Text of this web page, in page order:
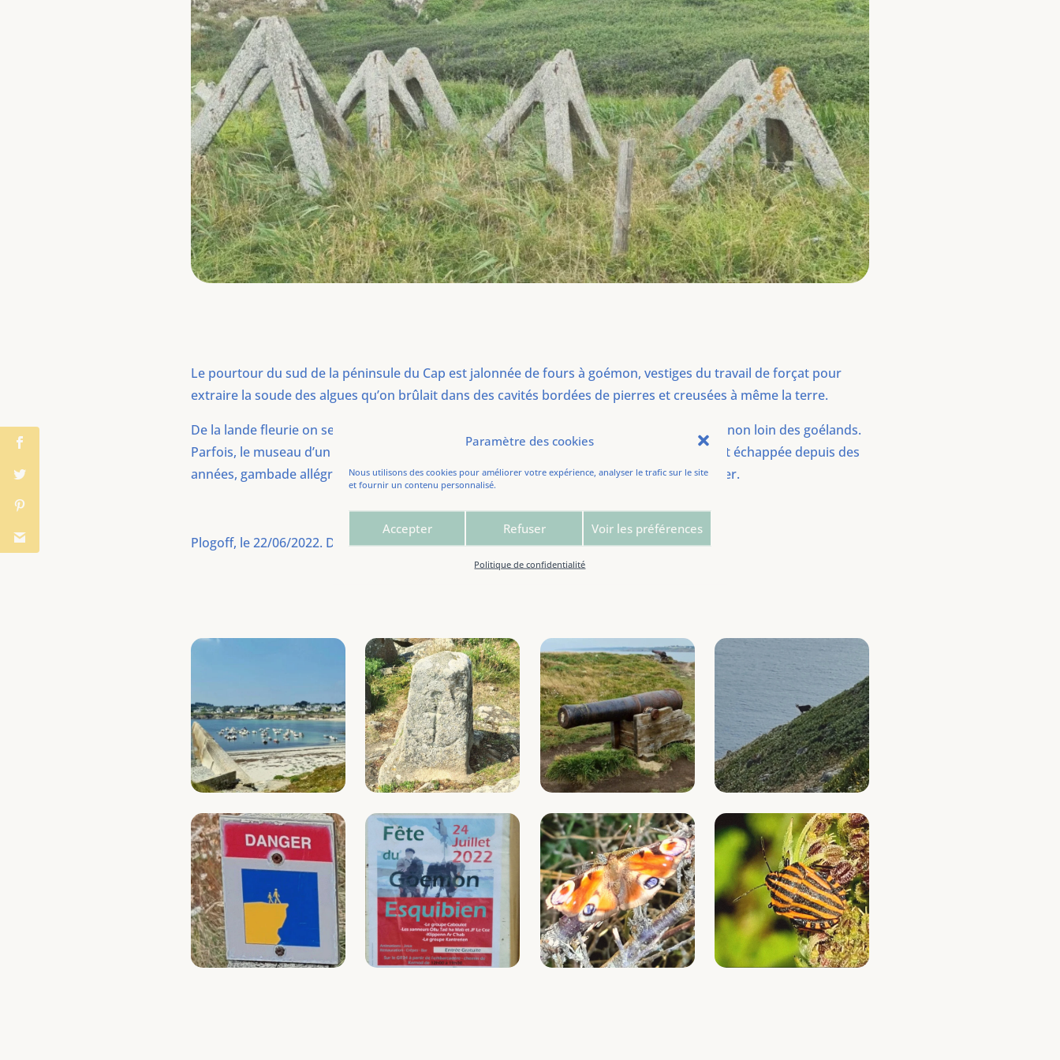
Paramètre des cookies
Nous utilisons des cookies pour améliorer votre expérience, analyser le trafic sur le site
et fournir un contenu personnalisé.
Accepter Refuser Voir les préférences
Politique de confidentialité
Le pourtour du sud de la péninsule du Cap est jalonnée de fours à goémon, vestiges du travail de forçat pour
extraire la soude des algues qu’on brûlait dans des cavités bordées de pierres et creusées à même la terre.
De la lande fleurie on se penche sur des falaises où nichent plusieurs couples de rapaces, non loin des goélands.
Parfois, le museau d’un phoque pointe à la surface, tandis qu’une insolite chèvre, qu’on dit échappée depuis des
années, gambade allégrement à flanc de roche, visiblement sans prédateur pour la croquer.
Plogoff, le 22/06/2022. Distance de l’étape: 18,6 km.